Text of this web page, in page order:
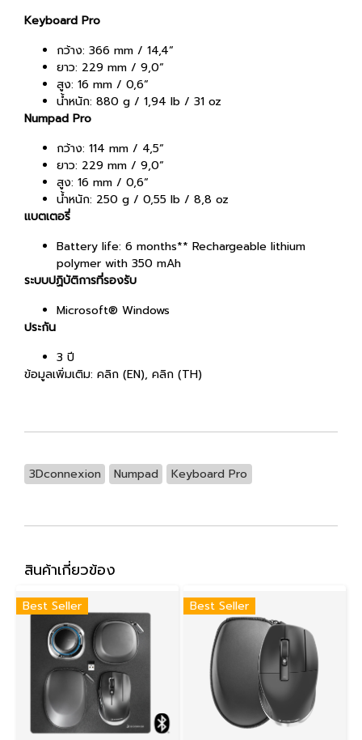
Keyboard Pro
กว้าง: 366 mm / 14,4“
ยาว: 229 mm / 9,0“
สูง: 16 mm / 0,6“
น้ำหนัก: 880 g / 1,94 lb / 31 oz
Numpad Pro
กว้าง: 114 mm / 4,5“
ยาว: 229 mm / 9,0“
สูง: 16 mm / 0,6“
น้ำหนัก: 250 g / 0,55 lb / 8,8 oz
แบตเตอรี่
Battery life: 6 months** Rechargeable lithium
polymer with 350 mAh
ระบบปฏิบัติการที่รองรับ
Microsoft® Windows
ประกัน
3 ปี
ข้อมูลเพิ่มเติม: คลิก (EN), คลิก (TH)
3Dconnexion Numpad Keyboard Pro
สินค้าเกี่ยวข้อง
Best Seller Best Seller